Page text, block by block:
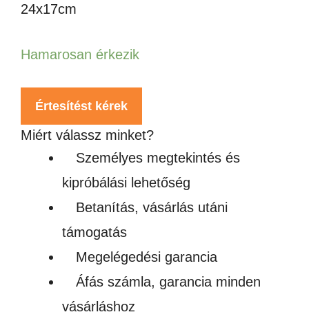
24x17cm
Hamarosan érkezik
Értesítést kérek
Miért válassz minket?
Személyes megtekintés és
kipróbálási lehetőség
Betanítás, vásárlás utáni
támogatás
Megelégedési garancia
Áfás számla, garancia minden
vásárláshoz